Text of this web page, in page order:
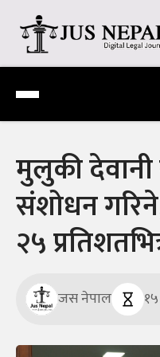
content
Jus Nepal |
Digital Legal Journal
मुलुकी
संशोधन
२५
जस नेपाल